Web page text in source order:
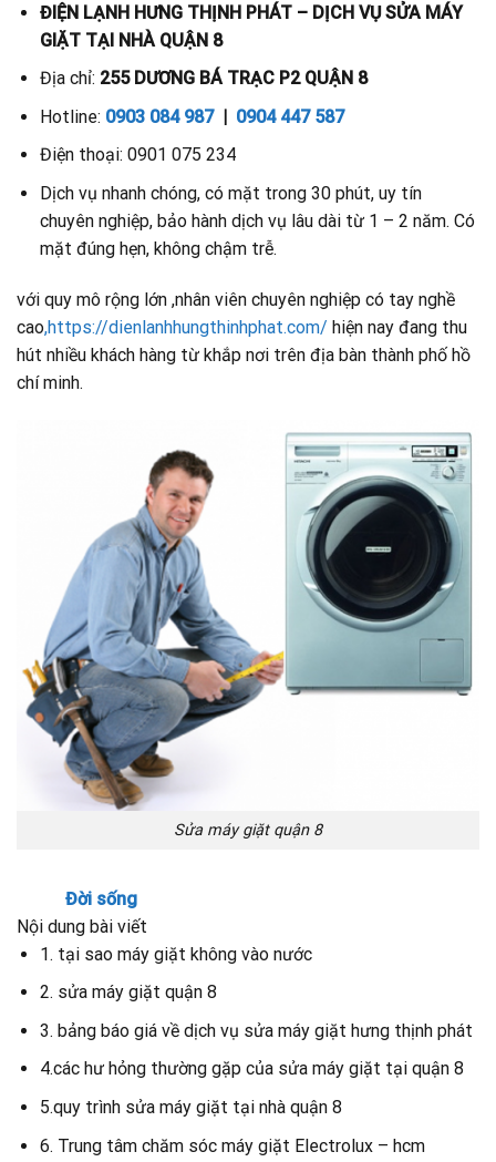
ĐIỆN LẠNH HƯNG THỊNH PHÁT – DỊCH VỤ SỬA MÁY
GIẶT TẠI NHÀ QUẬN 8
Địa chỉ: 255 DƯƠNG BÁ TRẠC P2 QUẬN 8
Hotline: 0903 084 987 | 0904 447 587
Điện thoại: 0901 075 234
Dịch vụ nhanh chóng, có mặt trong 30 phút, uy tín
chuyên nghiệp, bảo hành dịch vụ lâu dài từ 1 – 2 năm. Có
mặt đúng hẹn, không chậm trễ.
với quy mô rộng lớn ,nhân viên chuyên nghiệp có tay nghề
cao,https://dienlanhhungthinhphat.com/ hiện nay đang thu
hút nhiều khách hàng từ khắp nơi trên địa bàn thành phố hồ
chí minh.
Sửa máy giặt quận 8
Đời sống
Nội dung bài viết
1. tại sao máy giặt không vào nước
2. sửa máy giặt quận 8
3. bảng báo giá về dịch vụ sửa máy giặt hưng thịnh phát
4.các hư hỏng thường gặp của sửa máy giặt tại quận 8
5.quy trình sửa máy giặt tại nhà quận 8
6. Trung tâm chăm sóc máy giặt Electrolux – hcm